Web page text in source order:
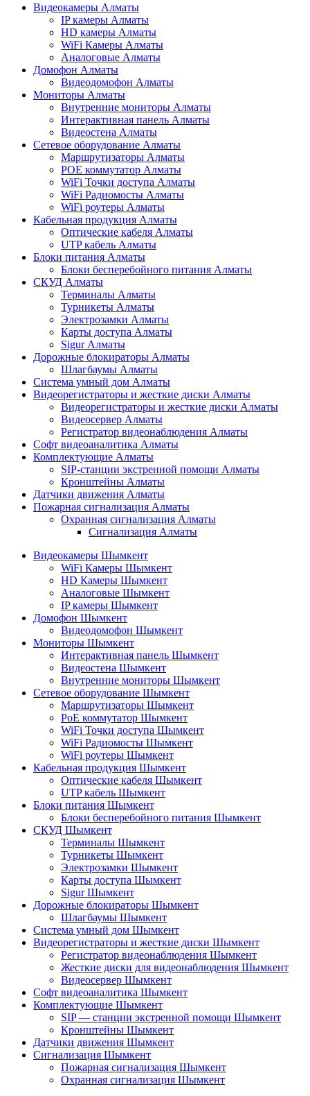
Видеокамеры Алматы
IP камеры Алматы
HD камеры Алматы
WiFi Камеры Алматы
Аналоговые Алматы
Домофон Алматы
Видеодомофон Алматы
Мониторы Алматы
Внутренние мониторы Алматы
Интерактивная панель Алматы
Видеостена Алматы
Сетевое оборудование Алматы
Маршрутизаторы Алматы
POE коммутатор Алматы
WiFi Точки доступа Алматы
WiFi Радиомосты Алматы
WiFi роутеры Алматы
Кабельная продукция Алматы
Оптические кабеля Алматы
UTP кабель Алматы
Блоки питания Алматы
Блоки бесперебойного питания Алматы
СКУД Алматы
Терминалы Алматы
Турникеты Алматы
Электрозамки Алматы
Карты доступа Алматы
Sigur Алматы
Дорожные блокираторы Алматы
Шлагбаумы Алматы
Система умный дом Алматы
Видеорегистраторы и жесткие диски Алматы
Видеорегистраторы и жесткие диски Алматы
Видеосервер Алматы
Регистратор видеонаблюдения Алматы
Софт видеоаналитика Алматы
Комплектующие Алматы
SIP-станции экстренной помощи Алматы
Кронштейны Алматы
Датчики движения Алматы
Пожарная сигнализация Алматы
Охранная сигнализация Алматы
Сигнализация Алматы
Видеокамеры Шымкент
WiFi Камеры Шымкент
HD Камеры Шымкент
Аналоговые Шымкент
IP камеры Шымкент
Домофон Шымкент
Видеодомофон Шымкент
Мониторы Шымкент
Интерактивная панель Шымкент
Видеостена Шымкент
Внутренние мониторы Шымкент
Сетевое оборудование Шымкент
Маршрутизаторы Шымкент
PoE коммутатор Шымкент
WiFi Точки доступа Шымкент
WiFi Радиомосты Шымкент
WiFi роутеры Шымкент
Кабельная продукция Шымкент
Оптические кабеля Шымкент
UTP кабель Шымкент
Блоки питания Шымкент
Блоки бесперебойного питания Шымкент
СКУД Шымкент
Терминалы Шымкент
Турникеты Шымкент
Электрозамки Шымкент
Карты доступа Шымкент
Sigur Шымкент
Дорожные блокираторы Шымкент
Шлагбаумы Шымкент
Система умный дом Шымкент
Видеорегистраторы и жесткие диски Шымкент
Регистратор видеонаблюдения Шымкент
Жесткие диски для видеонаблюдения Шымкент
Видеосервер Шымкент
Софт видеоаналитика Шымкент
Комплектующие Шымкент
SIP — станции экстренной помощи Шымкент
Кронштейны Шымкент
Датчики движения Шымкент
Сигнализация Шымкент
Пожарная сигнализация Шымкент
Охранная сигнализация Шымкент